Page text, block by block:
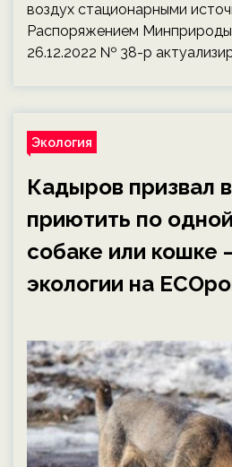
воздух стационарными
Распоряжением
26.12.2022 № 38-р
Экология
Кадыров призвал
приютить по
собаке или кошке
экологии на